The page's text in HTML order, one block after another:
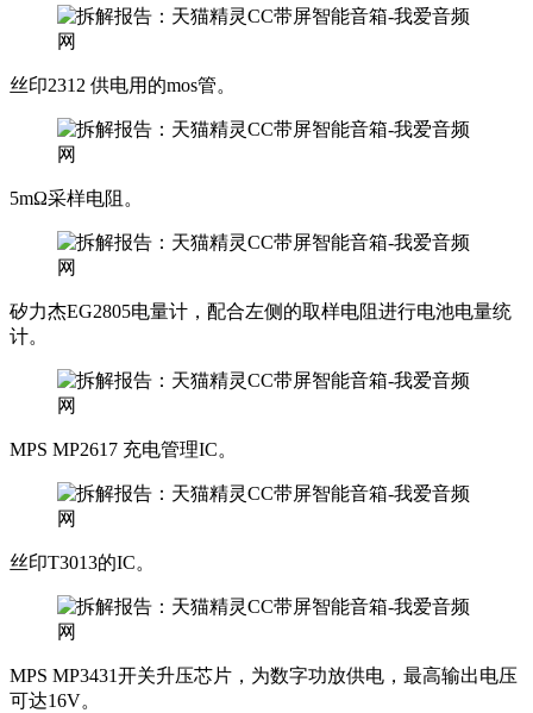
丝印2312 供电用的mos管。
5mΩ采样电阻。
矽力杰EG2805电量计，配合左侧的取样电阻进行电池电量统
计。
MPS MP2617 充电管理IC。
丝印T3013的IC。
MPS MP3431开关升压芯片，为数字功放供电，最高输出电压
可达16V。